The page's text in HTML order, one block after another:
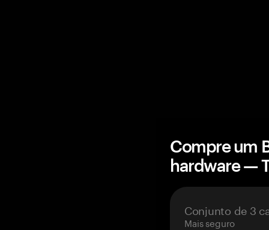
Compre um
hardware —
Conjunto de 3
Mais seguro